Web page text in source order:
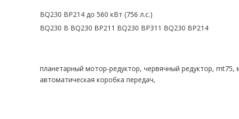
BQ230 BP214 до 560 кВт (756 л.с.)
BQ230 B BQ230 BP211 BQ230 BP311 BQ230 BP214
планетарный мотор-редуктор, червячный редуктор,
автоматическая коробка передач,